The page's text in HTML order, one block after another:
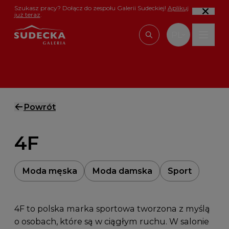
Przejdź do treści
Szukasz pracy? Dołącz do zespołu Galerii Sudeckiej! Aplikuj
już teraz.
Wpisz, czego
Powrót
4F
Moda męska Moda damska Sport
4F to polska marka sportowa tworzona z myślą
o osobach, które są w ciągłym ruchu. W salonie